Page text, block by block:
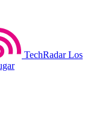
TechRadar Los